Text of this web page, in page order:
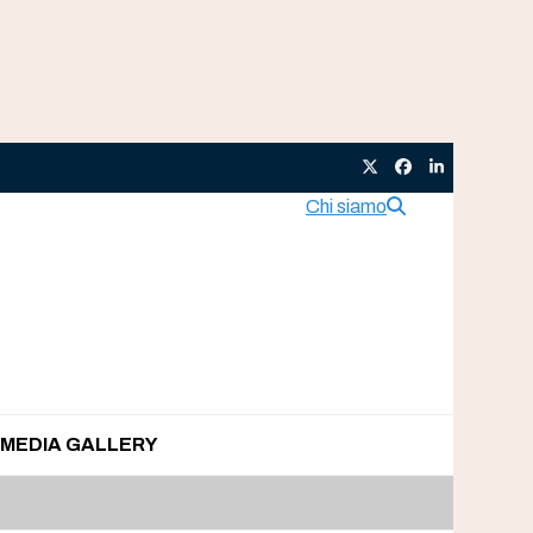
TwitterFacebook
LinkedIn
Chi siamo
MEDIA GALLERY